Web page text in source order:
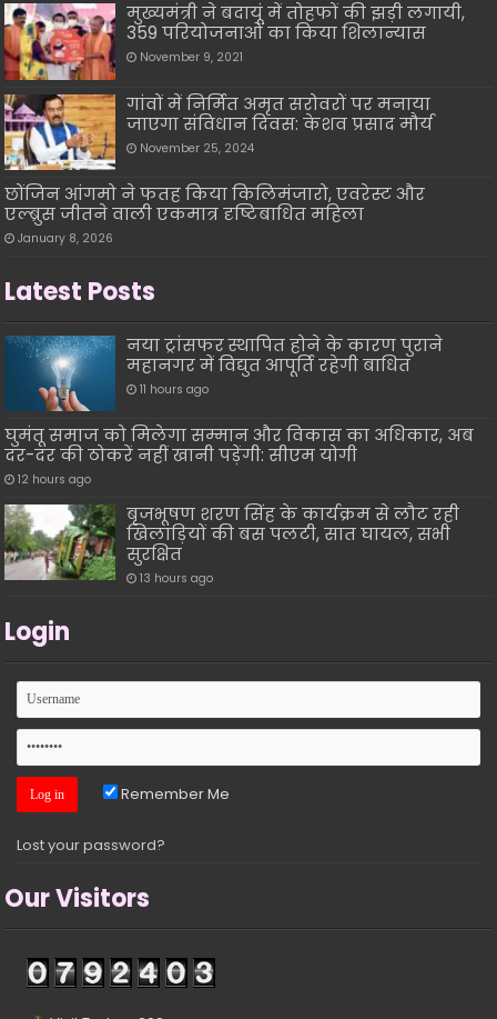
मुख्यमंत्री ने बदायूं में तोहफों की झड़ी लगायी,
359 परियोजनाओं का किया शिलान्यास
November 9, 2021
गांवों में निर्मित अमृत सरोवरों पर मनाया
जाएगा संविधान दिवस: केशव प्रसाद मौर्य
November 25, 2024
छोंजिन आंगमो ने फतह किया किलिमंजारो, एवरेस्ट और
एल्ब्रुस जीतने वाली एकमात्र दृष्टिबाधित महिला
January 8, 2026
Latest Posts
नया ट्रांसफर स्थापित होने के कारण पुराने
महानगर में विद्युत आपूर्ति रहेगी बाधित
11 hours ago
घुमंतू समाज को मिलेगा सम्मान और विकास का अधिकार, अब
दर-दर की ठोकरें नहीं खानी पड़ेंगी: सीएम योगी
12 hours ago
बृजभूषण शरण सिंह के कार्यक्रम से लौट रही
खिलाड़ियों की बस पलटी, सात घायल, सभी
सुरक्षित
13 hours ago
Login
Remember Me
Lost your password?
Our Visitors